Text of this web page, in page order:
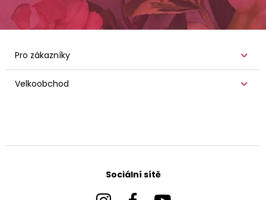
Pro zákazníky
Velkoobchod
Sociální sítě